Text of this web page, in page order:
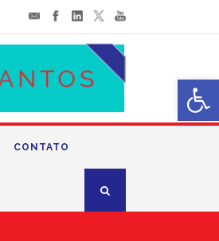
CONTATO
Abrir